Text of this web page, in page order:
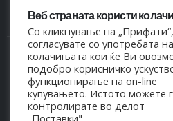
© Copyright 2021. Сите права се
- 4044021518150
Веб страната користи
Со кликнување на
согласувате со употребата на
колачињата кои ќе Ви
подобро корисничко
функционирање на on-line
купувањето. Истото можете
контролирате во делот
„Поставки".